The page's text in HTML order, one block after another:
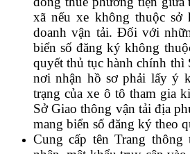
xã nếu xe không thuộc
doanh vận tải. Đối với
biển số đăng ký không
quyết thủ tục hành chính thì
nơi nhận hồ sơ phải lấy ý
trạng của xe ô tô tham gia
Sở Giao thông vận tải địa
mang biển số đăng ký theo
Cung cấp tên Trang